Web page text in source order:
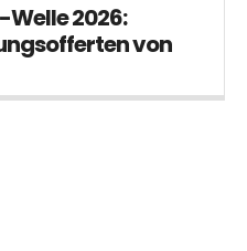
2026:
von